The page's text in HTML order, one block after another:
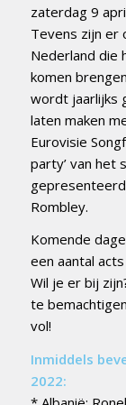
zaterdag 9
Tevens zijn er
Nederland die
komen
wordt jaarlijks
laten maken
Eurovisie
party’ van het
Rombley.
Komende
een aantal
Wil je er bij
te
vol!
Inmiddels
2022: